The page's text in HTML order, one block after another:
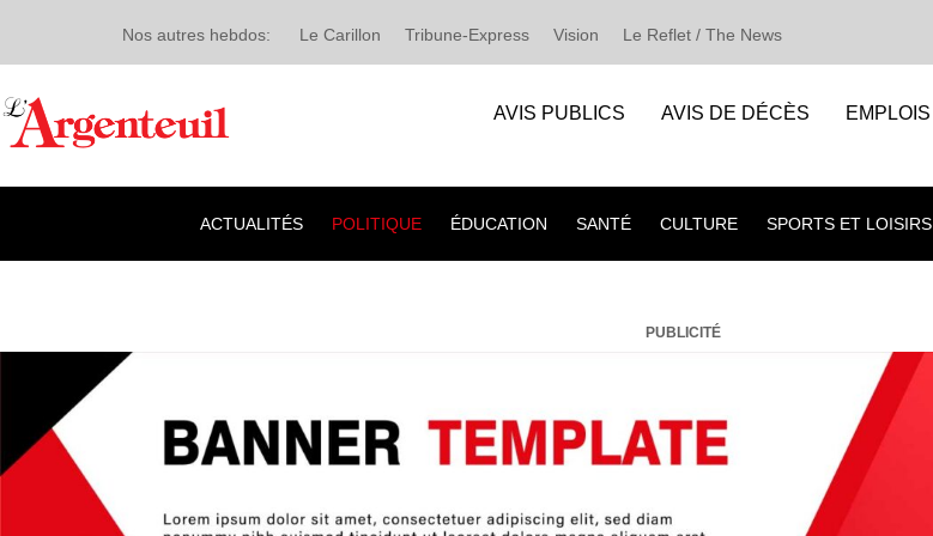
Nos autres hebdos: Le Carillon Tribune-Express Vision Le Reflet / The News
AVIS PUBLICS AVIS DE DÉCÈS EMPLOIS
ACTUALITÉS POLITIQUE ÉDUCATION SANTÉ CULTURE SPORTS ET LOISIRS
PUBLICITÉ